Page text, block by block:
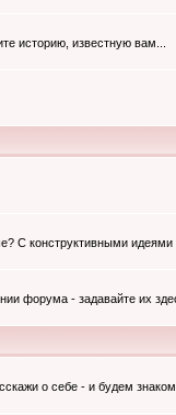
историю, известную вам...
С конструктивными
форума - задавайте их
о себе - и будем